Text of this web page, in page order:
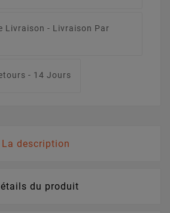
Livraison - Livraison Par
- 14 Jours
La description
du produit